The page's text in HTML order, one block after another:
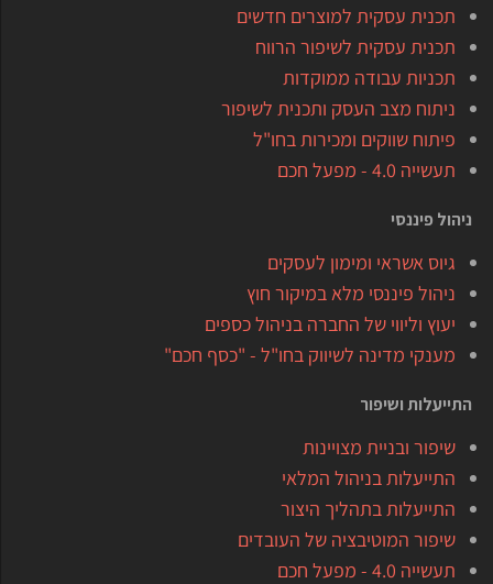
תכנית עסקית למוצרים חדשים
תכנית עסקית לשיפור הרווח
תכניות עבודה ממוקדות
ניתוח מצב העסק ותכנית לשיפור
פיתוח שווקים ומכירות בחו"ל
תעשייה 4.0 - מפעל חכם
ניהול פיננסי
גיוס אשראי ומימון לעסקים
ניהול פיננסי מלא במיקור חוץ
יעוץ וליווי של החברה בניהול כספים
מענקי מדינה לשיווק בחו"ל - "כסף חכם"
התייעלות ושיפור
שיפור ובניית מצויינות
התייעלות בניהול המלאי
התייעלות בתהליך היצור
שיפור המוטיבציה של העובדים
תעשייה 4.0 - מפעל חכם